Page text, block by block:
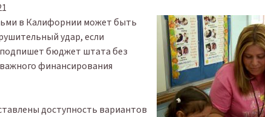
в Калифорнии может быть
удар, если
бюджет штата без
финансирования
доступность вариантов